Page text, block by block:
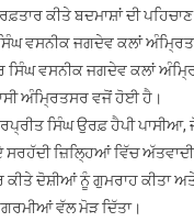
ਕੀਤੇ ਬਦਮਾਸ਼ਾਂ ਦੀ
ਵਸਨੀਕ ਜਗਦੇਵ ਕਲਾਂ
ਵਸਨੀਕ ਜਗਦੇਵ ਕਲਾਂ
ਅੰਮ੍ਰਿਤਸਰ ਵਜੋਂ ਹੋਈ ਹੈ।
ਸਿੰਘ ਉਰਫ਼ ਹੈਪੀ
ਸਰਹੱਦੀ ਜ਼ਿਲ੍ਹਿਆਂ ਵਿੱਚ
ਕੀਤੇ ਦੋਸ਼ੀਆਂ ਨੂੰ ਗੁਮਰਾਹ ਕੀਤਾ
ਵੱਲ ਮੋੜ ਦਿੱਤਾ।